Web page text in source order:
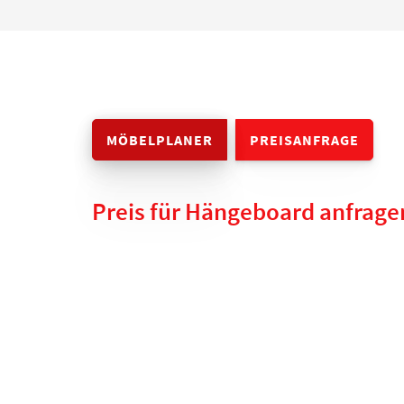
MÖBELPLANER PREISANFRAGE
Preis für Hängeboard